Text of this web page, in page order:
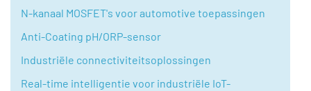
N-kanaal MOSFET's voor automotive toepassingen
Anti-Coating pH/ORP-sensor
Industriële connectiviteitsoplossingen
Real-time intelligentie voor industriële IoT-